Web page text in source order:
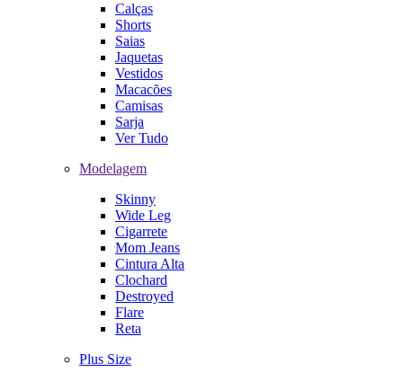
Calças
Shorts
Saias
Jaquetas
Vestidos
Macacões
Camisas
Sarja
Ver Tudo
Modelagem
Skinny
Wide Leg
Cigarrete
Mom Jeans
Cintura Alta
Clochard
Destroyed
Flare
Reta
Plus Size